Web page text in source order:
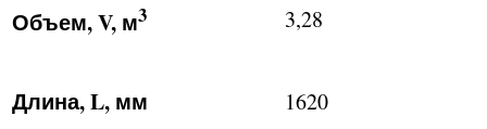
Объем,V, м3 3,28
Длина,L, мм 1620